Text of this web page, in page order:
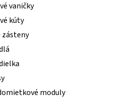
vaničky
kúty
zásteny
moduly